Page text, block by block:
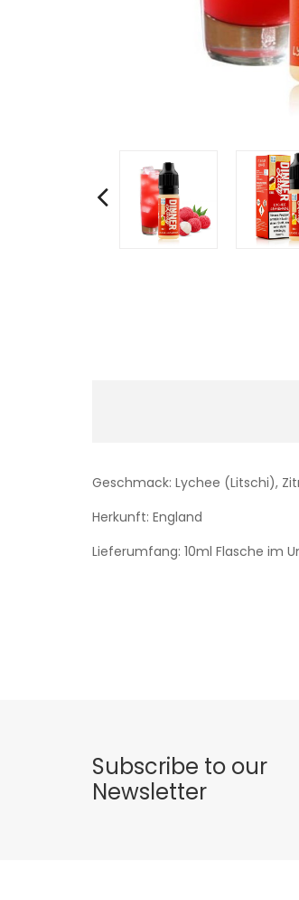
Geschmack: Lychee (Litschi),
Herkunft: England
Lieferumfang: 10ml Flasche im
Subscribe to our
Newsletter